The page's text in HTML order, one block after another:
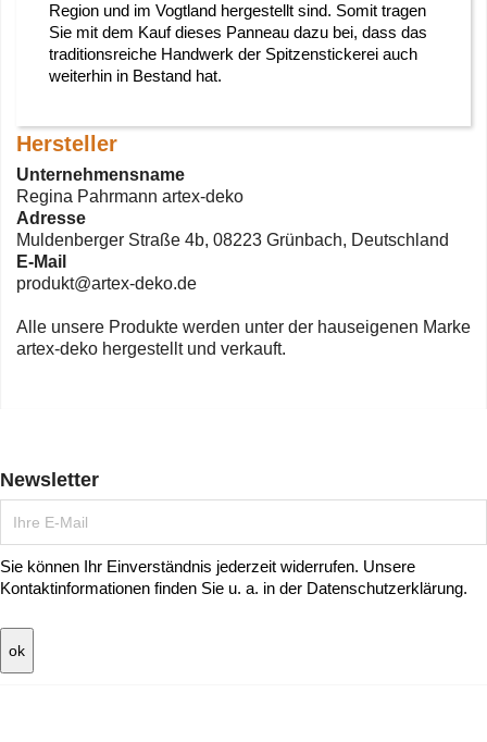
Region und im Vogtland hergestellt sind. Somit tragen
Sie mit dem Kauf dieses Panneau dazu bei, dass das
traditionsreiche Handwerk der Spitzenstickerei auch
weiterhin in Bestand hat.
Hersteller
Unternehmensname
Regina Pahrmann artex-deko
Adresse
Muldenberger Straße 4b, 08223 Grünbach, Deutschland
E-Mail
produkt@artex-deko.de
Alle unsere Produkte werden unter der hauseigenen Marke
artex-deko hergestellt und verkauft.
Newsletter
Sie können Ihr Einverständnis jederzeit widerrufen. Unsere
Kontaktinformationen finden Sie u. a. in der Datenschutzerklärung.